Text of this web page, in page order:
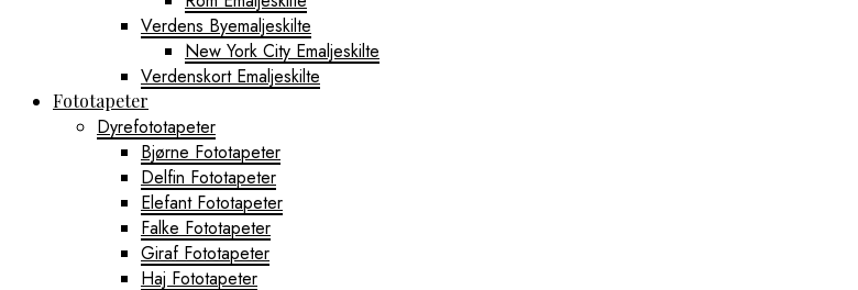
Verdens Byemaljeskilte
New York City Emaljeskilte
Verdenskort Emaljeskilte
Fototapeter
Dyrefototapeter
Bjørne Fototapeter
Delfin Fototapeter
Elefant Fototapeter
Falke Fototapeter
Giraf Fototapeter
Haj Fototapeter